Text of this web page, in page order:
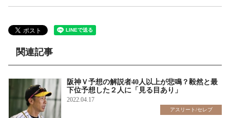
関連記事
阪神Ｖ予想の解説者40人以上が悲鳴？毅然と最
下位予想した２人に「見る目あり」
2022.04.17
アスリート/セレブ